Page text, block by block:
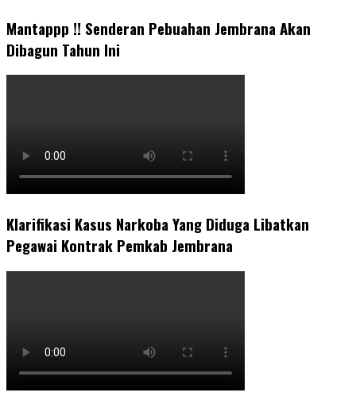
Mantappp !! Senderan Pebuahan Jembrana Akan
Dibagun Tahun Ini
Klarifikasi Kasus Narkoba Yang Diduga Libatkan
Pegawai Kontrak Pemkab Jembrana